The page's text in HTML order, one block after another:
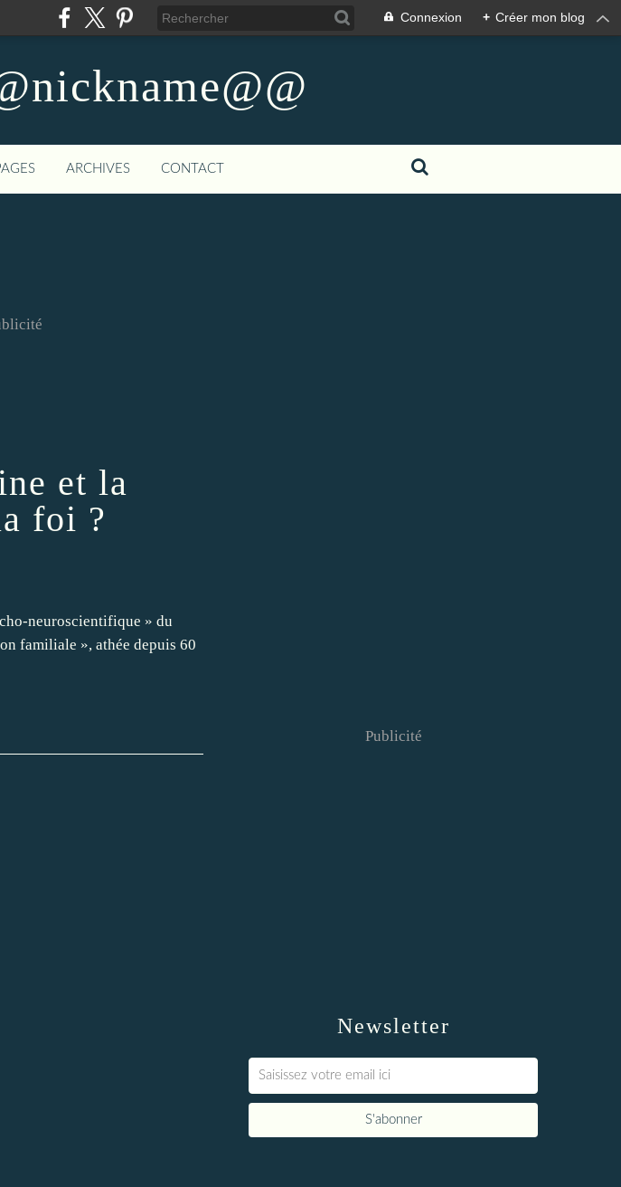
Connexion + Créer mon blog
ARCHIVES CONTACT
et la
foi ?
neuroscientifique » du
familiale », athée depuis 60
Newsletter
Publicité